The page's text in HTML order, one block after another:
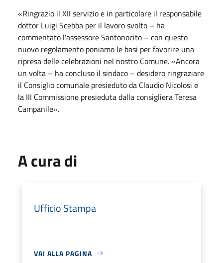
«Ringrazio il XII servizio e in particolare il responsabile
dottor Luigi Scebba per il lavoro svolto – ha
commentato l'assessore Santonocito – con questo
nuovo regolamento poniamo le basi per favorire una
ripresa delle celebrazioni nel nostro Comune. «Ancora
un volta – ha concluso il sindaco – desidero ringraziare
il Consiglio comunale presieduto da Claudio Nicolosi e
la III Commissione presieduta dalla consigliera Teresa
Campanile».
A cura di
Ufficio Stampa
VAI ALLA PAGINA